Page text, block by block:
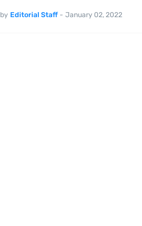
by Editorial Staff - January 02, 2022